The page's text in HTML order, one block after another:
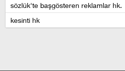
sözlük'te başgösteren reklamlar hk.
kesinti hk